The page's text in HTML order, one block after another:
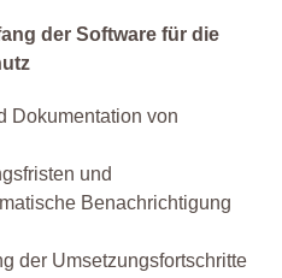
der Software für die
Dokumentation von
und
Benachrichtigung
der Umsetzungsfortschritte